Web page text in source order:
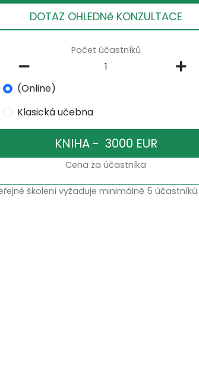
DOTAZ OHLEDNě KONZULTACE
Počet účastníků
(Online)
Klasická učebna
Cena za účastníka
školení vyžaduje minimálně 5 účastníků.